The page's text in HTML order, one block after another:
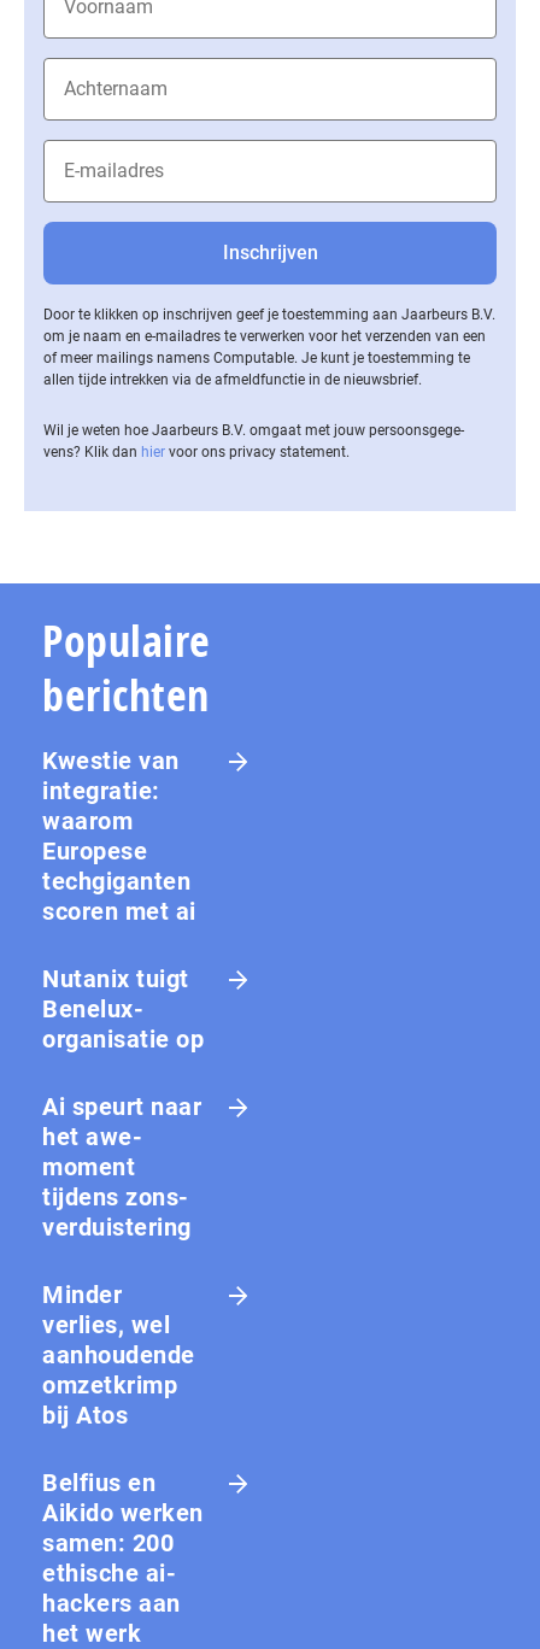
Door te klikken op inschrijven geef je toestemming aan Jaarbeurs B.V.
om je naam en e-mailadres te verwerken voor het verzenden van een
of meer mailings namens Computable. Je kunt je toestemming te
allen tijde intrekken via de af­meld­func­tie in de nieuwsbrief.
Wil je weten hoe Jaarbeurs B.V. omgaat met jouw per­soons­ge­ge­
vens? Klik dan hier voor ons privacy statement.
Populaire
berichten
Kwestie van
integratie:
waarom
Europese
techgiganten
scoren met ai
Nutanix tuigt
Benelux-
organisatie op
Ai speurt naar
het awe-
moment
tijdens zons­
ver­duis­te­ring
Minder
verlies, wel
aanhoudende
omzetkrimp
bij Atos
Belfius en
Aikido werken
samen: 200
ethische ai-
hackers aan
het werk